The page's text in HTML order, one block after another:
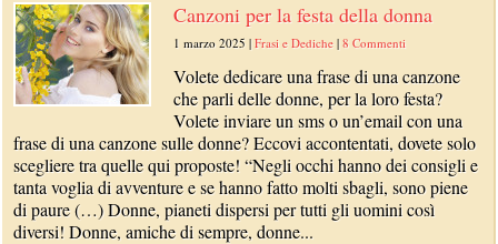
Canzoni per la festa della donna
1 marzo 2025 |Frasi e Dediche |8 Commenti
Volete dedicare una frase di una canzone
che parli delle donne, per la loro festa?
Volete inviare un sms o un’email con una
frase di una canzone sulle donne? Eccovi accontentati, dovete solo
scegliere tra quelle qui proposte! “Negli occhi hanno dei consigli e
tanta voglia di avventure e se hanno fatto molti sbagli, sono piene
di paure (…) Donne, pianeti dispersi per tutti gli uomini così
diversi! Donne, amiche di sempre, donne...